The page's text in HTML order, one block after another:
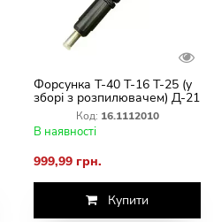
Форсунка Т-40 Т-16 Т-25 (у
зборі з розпилювачем) Д-21
Д-144 16.1112010
Код: 16.1112010
В наявності
999,99 грн.
Купити